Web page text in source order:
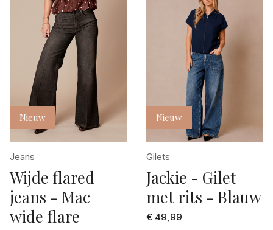
Nieuw
Jeans
Wijde flared
jeans - Mac
wide flare
Nieuw
Gilets
Jackie - Gilet
met rits - Blauw
€ 49,99